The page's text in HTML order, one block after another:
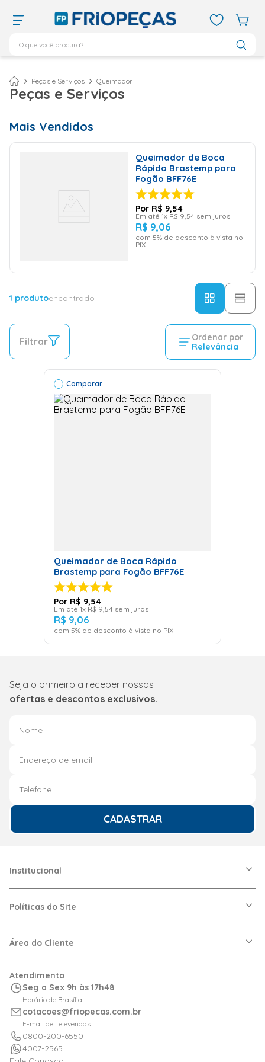
Peças e Serviços Queimador
Peças e Serviços
Mais Vendidos
Queimador de Boca
Rápido Brastemp para
Fogão BFF76E
R$ 9,54
Em até 1x R$ 9,54 sem juros
R$ 9,06
com 5% de desconto à vista no
PIX
1 produtoencontrado
Filtrar
Ordenar por
Relevância
Comparar
Queimador de Boca Rápido
Brastemp para Fogão BFF76E
R$ 9,54
Em até 1x R$ 9,54 sem juros
R$ 9,06
com 5% de desconto à vista no PIX
Seja o primeiro a receber nossas
ofertas e descontos exclusivos.
CADASTRAR
Institucional
Nossas Lojas
Dúvidas Frequentes
Políticas do Site
Política de Privacidade
Logística
Área do Cliente
Meus Pedidos
Calculadora de BTUs
Portal de Boletos
Orçamentos
Atendimento
Seg a Sex 9h às 17h48
Horário de Brasília
cotacoes@friopecas.com.br
E-mail de Televendas
0800-200-6550
4007-2565
2º ar condicionado 9000
4º ar condicionado 18000
daikin